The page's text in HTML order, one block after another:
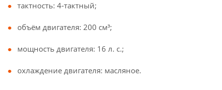
тактность: 4‑тактный;
объём двигателя: 200 см³;
мощность двигателя: 16 л. с.;
охлаждение двигателя: масляное.